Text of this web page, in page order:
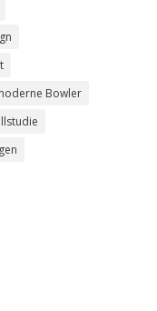
Bowler